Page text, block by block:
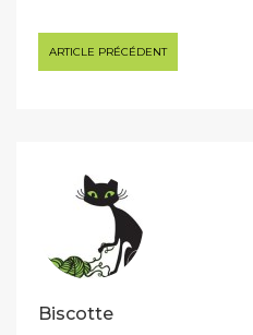
Navigation
de
ARTICLE PRÉCÉDENT
Biscotte